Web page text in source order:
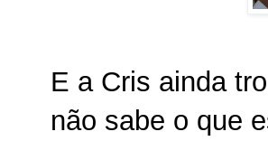
E a Cris ainda
não sabe o que